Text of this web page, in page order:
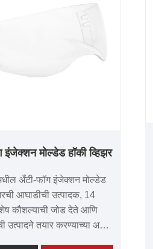
इंजेक्शन मोल्डेड हॉकी व्हिझर
अँटी-फॉग इंजेक्शन मोल्डेड
आघाडीची उत्पादक, 14
कौशल्याची जोड देते आणि
उत्पादने तयार करण्याच्या अटूट